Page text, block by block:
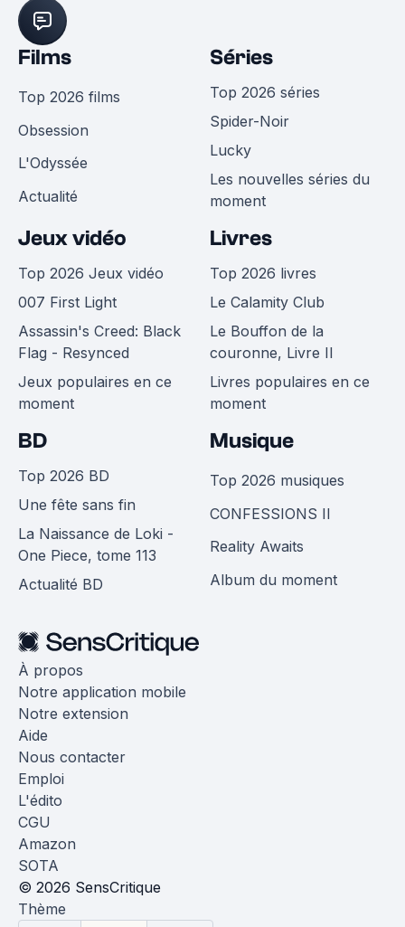
Films
Top 2026 films
Obsession
L'Odyssée
Actualité
Séries
Top 2026 séries
Spider-Noir
Lucky
Les nouvelles séries du
moment
Jeux vidéo
Top 2026 Jeux vidéo
007 First Light
Assassin's Creed: Black
Flag - Resynced
Jeux populaires en ce
moment
Livres
Top 2026 livres
Le Calamity Club
Le Bouffon de la
couronne, Livre II
Livres populaires en ce
moment
BD
Top 2026 BD
Une fête sans fin
La Naissance de Loki -
One Piece, tome 113
Actualité BD
Musique
Top 2026 musiques
CONFESSIONS II
Reality Awaits
Album du moment
À propos
Notre application mobile
Notre extension
Aide
Nous contacter
Emploi
L'édito
CGU
Amazon
SOTA
© 2026 SensCritique
Thème